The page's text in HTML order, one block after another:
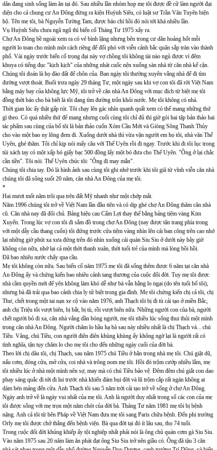
dân đang sinh sống làm ăn tại đó. Sau nhiều lần nhóm họp mẹ tôi được đề cử làm người đại
diện cho cả chung cư An Đông đứng ra kiện Huỳnh Siêu, có luật sư Trần Văn Tuyên biện
hộ. Tên mẹ tôi, bà Nguyễn Tường Tam, được báo chí hồi đó nói tới khá nhiều lần.
Vụ Huỳnh Siêu chưa ngã ngũ thì biến cố Tháng Tư 1975 xẩy ra.
Chợ An Đông bề ngoài xem ra có vẻ bình lặng nhưng bên trong cư dân hoảng hốt mỗi
người lo toan cho mình một cách riêng để đối phó với viễn cảnh bắc quân sắp tràn vào thành
phố. Vài ngày trước biến cố trọng đại này vợ chồng tôi không tài nào ngủ được vì đêm
khuya có tiếng đục "kịch kịch" của những nhát cuốc nện xuống sàn nhà từ căn nhà kế cận.
Chúng tôi đoán là họ đào đất để chôn của. Ban ngày tôi thường xuyên vắng nhà để đi tìm
đường vượt thoát. Buổi trưa ngày 29 tháng Tư, một ngày sau khi vợ con tôi đã rời Việt Nam
bằng máy bay của không lực Mỹ, tôi trở về căn nhà An Đông với mục đích từ biệt mẹ tôi
đồng thời báo cho bà biết là tôi đang tìm đường trốn khỏi nước. Mẹ tôi không có nhà.
Thời gian lúc ấy thật gấp rút. Tôi chạy lên gác nhìn quanh quất xem có thể mang những thứ
gì theo. Có quá nhiều thứ để mang nhưng cuối cùng tôi chỉ đủ thì giờ gói hai tập bản thảo hai
tác phẩm sau cùng của bố tôi là bản thảo cuốn Xóm Cầu Mới và Giòng Sông Thanh Thủy
cho vào một bao ny lông đem đi. Xuống dưới nhà thì vừa vặn người em họ tôi, nhà văn Thế
Uyên, ghé thăm. Tôi chỉ kịp nói mấy câu với Thế Uyên rồi đi ngay. Trước khi đi tôi lục trong
túi xách tay có một xấp bó giấy bạc 500 đồng lấy một bó đưa cho Thế Uyên. "Ông ở lại chắc
cần tiền". Tôi nói. Thế Uyên chúc tôi: "Ông đi may mắn".
Chúng tôi chia tay. Đó là hình ảnh sau cùng tôi ghi nhớ trước khi tôi giã từ vĩnh viễn căn nhà
chúng tôi đã sống suốt 20 năm, căn nhà An Đông của mẹ tôi.
*
Hai mươi mốt năm trôi qua trên đất Mỹ nhanh như một chớp mắt.
Năm 1996 chúng tôi trở về Việt Nam lần đầu tiên và có dịp ghé chợ An Đông thăm căn nhà
cũ. Căn nhà nay đã đổi chủ. Bảng hiệu cau Cẩm Lợi thay thế bằng bảng tiệm vàng Kim
Xuyến. Trong lúc vợ con tôi đi sắm đồ trong chợ An Đông (nay được tân trang phía trong
với một dẫy cầu thang cuốn) tôi đứng trước cửa tiệm vàng nhìn lên cái ban công trên cao nhớ
lại những giờ phút xa xưa đứng trên đó nhìn xuống cái quán Siu Siu ở dưới này bây giờ
không còn nữa, nhớ lại cả một thời thanh xuân, thời tuổi trẻ của mình mà lòng bồi hồi.
Đã bao nhiêu nước chẩy qua cầu.
Mẹ tôi không còn nữa. Sau biến cố năm 1975 mẹ tôi đã sống thêm được 6 năm tại căn nhà
An Đông ấy và chứng kiến bao nhiêu cảnh tang thương của cuộc đổi đời. Tuy mẹ tôi được
nhà cầm quyền mới để yên không làm khó dễ như bà vẫn hằng lo ngại (do tên tuổi bố tôi),
nhưng bà đã trải qua bao cảnh chia ly tử biệt trong gia đình. Mẹ tôi chứng kiến chị cả tôi, chị
Thư, chết trong một tai nạn xe cộ vào năm 1976, anh Thạch tôi bị đi tù cải tạo ở miền Bắc,
anh chị Triệu tôi vượt biên, bị bắt, bị tù, rồi vượt biên nữa. Những người con của bà, người
chết người bỏ đi xa, căn nhà vắng dần bóng người, mẹ tôi nhiều lúc sống thui thủi một mình
trong căn nhà An Đông. Người chăm lo hầu hạ bà sau này nhiều nhất là chị Thạch và... chú
Tiều. Vâng, chú Tiều, con người điên điên khùng khùng ấy không ngờ lại là người rất có
tình nghĩa, tận tụy chăm lo cho mẹ tôi cho đến những ngày cuối của đời bà.
Theo lời chị dâu tôi, chị Thạch, sau năm 1975 chú Tiều ở hẳn trong nhà mẹ tôi. Chú giặt dũ,
nấu cơm, đóng cửa, mở cửa, coi nhà và trông nom mẹ tôi. Hồi đó trộm cướp nhiều lắm, mẹ
tôi nhiều lúc ở nhà một mình nên sợ, may mà có chú Tiều bảo vệ. Đêm đêm chú giắt con dao
phay sáng quắc đi tới đi lui trước nhà khiến đám bụi đời và lũ trộm cắp rất ngán không ai
dám bén mảng đến cửa. Anh Thạch tôi sau 5 năm trời cải tạo trở về sống ở chợ An Đông.
Ngày anh trở về là ngày vui nhất của mẹ tôi. Anh là người duy nhất trong số các con của mẹ
tôi được sống với mẹ trọn một năm chót của đời bà. Tháng Tư năm 1981 mẹ tôi bị bệnh
nặng. Anh cả tôi từ bên Pháp về Việt Nam đưa mẹ tôi sang Paris chữa bệnh. Đến phi trường
Orly mẹ tôi được chở thẳng đến bệnh viện. Bà qua đời tại đó ít lâu sau, thọ 74 tuổi.
Trong cuộc đổi đời khủng khiếp ấy tội nghiệp nhất phải nói là ông chủ quán cơm gà Siu Siu.
Vào năm 1975 sau 20 năm làm ăn phát đạt ông Siu Siu trở nên giầu có. Ông đã tậu 3 căn